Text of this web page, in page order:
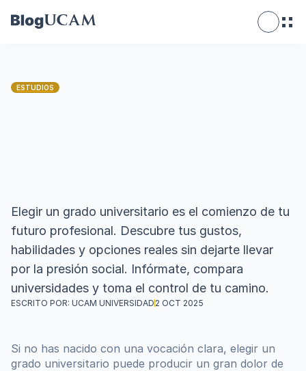
ESTUDIOS
Elegir un grado universitario es el comienzo de tu
futuro profesional. Descubre tus gustos,
habilidades y opciones reales sin dejarte llevar
por la presión social. Infórmate, compara
universidades y toma el control de tu camino.
ESCRITO POR: UCAM UNIVERSIDAD 2 OCT 2025
Si no has nacido con una vocación clara, elegir un
grado universitario puede producir un gran dolor de